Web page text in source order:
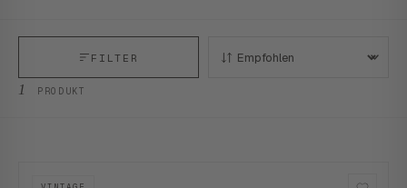
1 PRODUKT
FILTER SORTIEREN: